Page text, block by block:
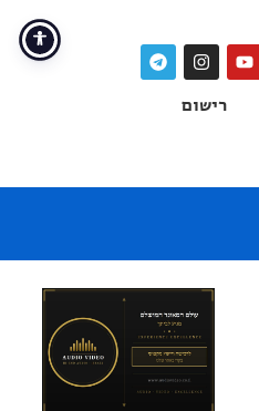
רישום